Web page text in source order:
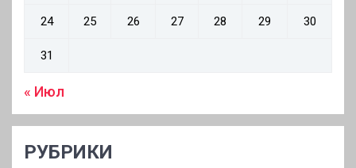
24 25 26 27 28 29 30
31
« Июл
РУБРИКИ